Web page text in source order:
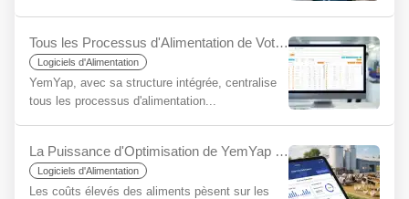
Tous les Processus d'Alimentation de Votre Usine/Exploitation sur une Seule Plateforme avec YemYap : La Facilité de l'Intégration
Logiciels d'Alimentation
YemYap, avec sa structure intégrée, centralise
tous les processus d'alimentation...
La Puissance d'Optimisation de YemYap pour Réduire les Coûts des Aliments: Plus de Profits avec Moins d'Intrants
Logiciels d'Alimentation
Les coûts élevés des aliments pèsent sur les